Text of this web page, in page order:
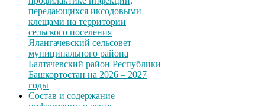
передающихся иксодовыми
клещами на территории
сельского поселения
Ялангачевский сельсовет
муниципального района
Балтачевский район Республики
Башкортостан на 2026 – 2027
годы
Состав и содержание